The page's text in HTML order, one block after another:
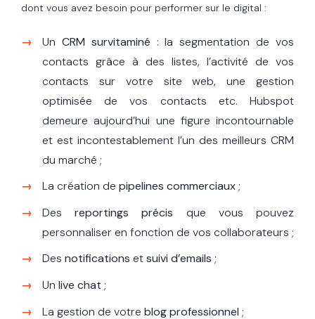
dont vous avez besoin pour performer sur le digital :
Un CRM survitaminé : la segmentation de vos
contacts grâce à des listes, l’activité de vos
contacts sur votre site web, une gestion
optimisée de vos contacts etc. Hubspot
demeure aujourd’hui une figure incontournable
et est incontestablement l’un des meilleurs CRM
du marché ;
La création de pipelines commerciaux;
Desreportings précis que vous pouvez
personnaliser en fonction de vos collaborateurs ;
Des notifications etsuivi d’emails ;
Un live chat ;
La gestion de votre blog professionnel ;